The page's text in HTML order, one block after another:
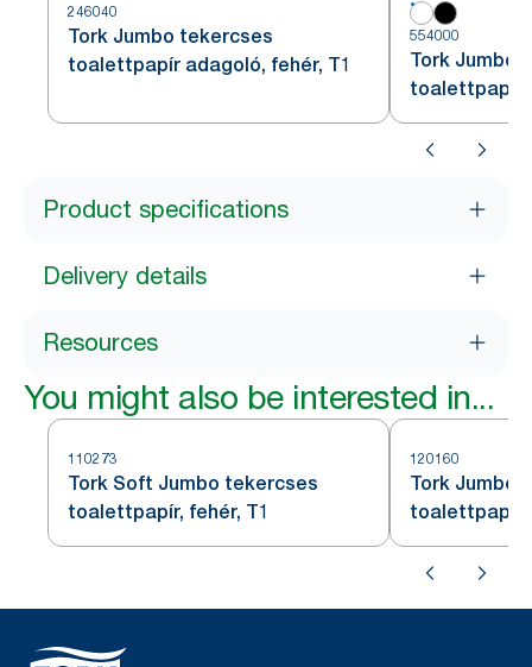
246040
Tork Jumbo tekercses
toalettpapír adagoló, fehér, T1
554000
Tork Jumbo
toalettpapír
Product specifications
Delivery details
Resources
You might also be interested in...
110273
Tork Soft Jumbo tekercses
toalettpapír, fehér, T1
120160
Tork Jumbo
toalettpapír,